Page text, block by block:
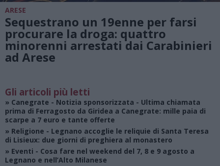
ARESE
Sequestrano un 19enne per farsi
procurare la droga: quattro
minorenni arrestati dai Carabinieri
ad Arese
Gli articoli più letti
» Canegrate - Notizia sponsorizzata - Ultima chiamata
prima di Ferragosto da Giridea a Canegrate: mille paia di
scarpe a 7 euro e tante offerte
» Religione - Legnano accoglie le reliquie di Santa Teresa
di Lisieux: due giorni di preghiera al monastero
» Eventi - Cosa fare nel weekend del 7, 8 e 9 agosto a
Legnano e nell’Alto Milanese